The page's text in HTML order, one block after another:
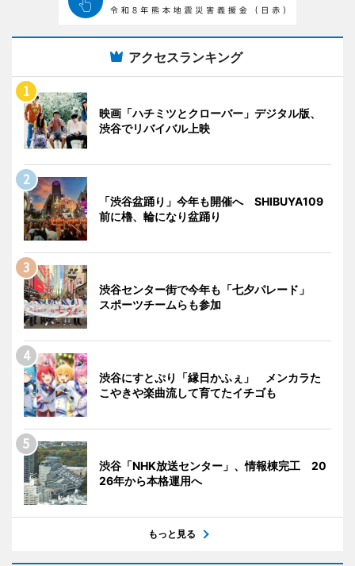
アクセスランキング
映画「ハチミツとクローバー」デジタル版、
渋谷でリバイバル上映
「渋谷盆踊り」今年も開催へ SHIBUYA109
前に櫓、輪になり盆踊り
渋谷センター街で今年も「七夕パレード」
スポーツチームらも参加
渋谷にすとぷり「縁日かふぇ」 メンカラた
こやきや楽曲流して育てたイチゴも
渋谷「NHK放送センター」、情報棟完工 20
26年から本格運用へ
もっと見る